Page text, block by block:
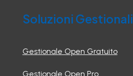
Soluzioni Gestionali
Gestionale Open Gratuito
Gestionale Open Pro